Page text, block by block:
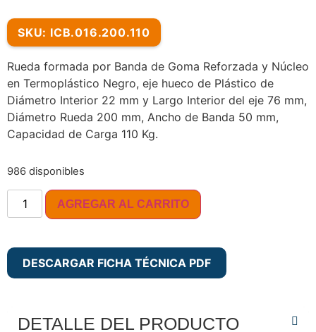
SKU: ICB.016.200.110
Rueda formada por Banda de Goma Reforzada y Núcleo
en Termoplástico Negro, eje hueco de Plástico de
Diámetro Interior 22 mm y Largo Interior del eje 76 mm,
Diámetro Rueda 200 mm, Ancho de Banda 50 mm,
Capacidad de Carga 110 Kg.
986 disponibles
AGREGAR AL CARRITO
DESCARGAR FICHA TÉCNICA PDF
DETALLE DEL PRODUCTO